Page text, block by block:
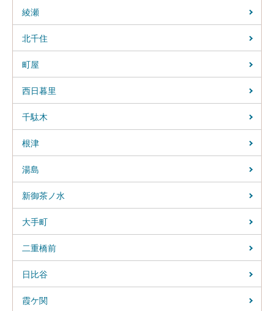
綾瀬
北千住
町屋
西日暮里
千駄木
根津
湯島
新御茶ノ水
大手町
二重橋前
日比谷
霞ケ関